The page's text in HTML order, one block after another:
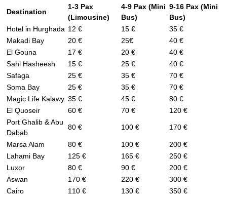
Destination
1-3 Pax
(Limousine)
4-9 Pax (Mini
Bus)
9-16 Pax (Mini
Bus)
Hotel in Hurghada 12 € 15 €
35 €
Makadi Bay
20 € 25€
40 €
El Gouna
17 € 20 €
40 €
Sahl Hasheesh
15 € 25 €
40 €
Safaga
25 € 35 €
70 €
Soma Bay
25 € 35 €
70 €
Magic Life Kalawy 35 € 45 €
80 €
El Quoseir
60 € 70 €
120 €
Port Ghalib & Abu
Dabab
80 € 100 € 170 €
Marsa Alam 80 € 100 €
200 €
Lahami Bay
125 € 165 €
250 €
Luxor
80 € 90 €
200 €
Aswan
170 € 220 €
300 €
Cairo
110 € 130 €
350 €